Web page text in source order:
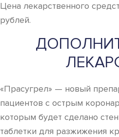
Цена лекарственного
рублей.
«Прасугрел» — новый
пациентов с острым
которым будет сделано
таблетки для разжижения